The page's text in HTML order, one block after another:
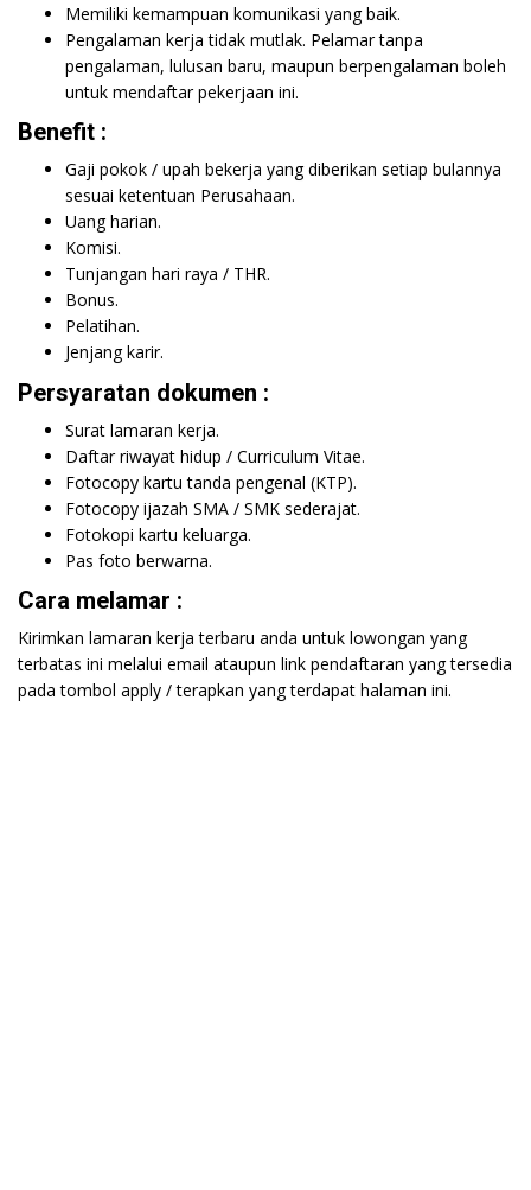
Memiliki kemampuan komunikasi yang baik.
Pengalaman kerja tidak mutlak. Pelamar tanpa
pengalaman, lulusan baru, maupun berpengalaman boleh
untuk mendaftar pekerjaan ini.
Benefit :
Gaji pokok / upah bekerja yang diberikan setiap bulannya
sesuai ketentuan Perusahaan.
Uang harian.
Komisi.
Tunjangan hari raya / THR.
Bonus.
Pelatihan.
Jenjang karir.
Persyaratan dokumen :
Surat lamaran kerja.
Daftar riwayat hidup / Curriculum Vitae.
Fotocopy kartu tanda pengenal (KTP).
Fotocopy ijazah SMA / SMK sederajat.
Fotokopi kartu keluarga.
Pas foto berwarna.
Cara melamar :
Kirimkan lamaran kerja terbaru anda untuk lowongan yang
terbatas ini melalui email ataupun link pendaftaran yang tersedia
pada tombol apply / terapkan yang terdapat halaman ini.